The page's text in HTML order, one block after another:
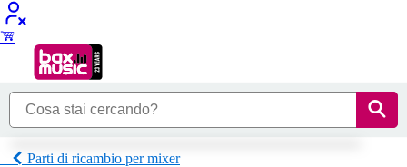
Parti di ricambio per mixer